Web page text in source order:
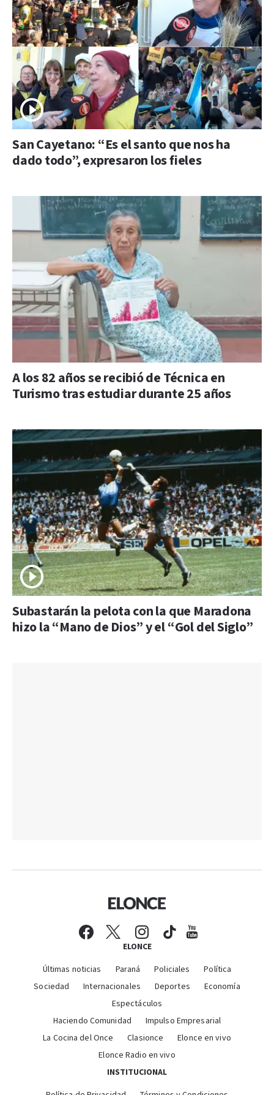
San Cayetano: “Es el santo que nos ha
dado todo”, expresaron los fieles
A los 82 años se recibió de Técnica en
Turismo tras estudiar durante 25 años
Subastarán la pelota con la que Maradona
hizo la “Mano de Dios” y el “Gol del Siglo”
ELONCE
Últimas noticias Paraná Policiales
Política
Sociedad
Internacionales Deportes
Economía
Espectáculos
Haciendo Comunidad
Impulso Empresarial
La Cocina del Once
Clasionce
Elonce en vivo
Elonce Radio en vivo
INSTITUCIONAL